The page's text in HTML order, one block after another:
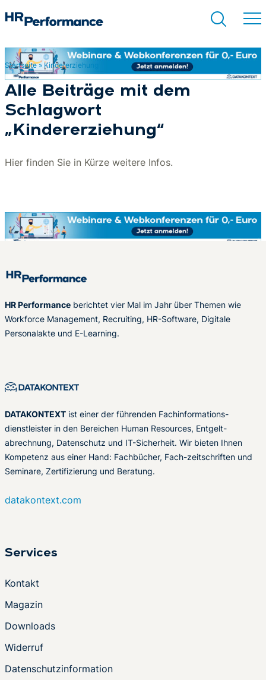
Suchen
Startseite» Kindererziehung
Alle Beiträge mit dem
Schlagwort
„Kindererziehung“
Hier finden Sie in Kürze weitere Infos.
HR Performance berichtet vier Mal im Jahr über Themen wie
Workforce Management, Recruiting, HR-Software, Digitale
Personalakte und E-Learning.
DATAKONTEXT ist einer der führenden Fachinformations-
dienstleister in den Bereichen Human Resources, Entgelt-
abrechnung, Datenschutz und IT-Sicherheit. Wir bieten Ihnen
Kompetenz aus einer Hand: Fachbücher, Fach-zeitschriften und
Seminare, Zertifizierung und Beratung.
datakontext.com
Services
Kontakt
Magazin
Downloads
Widerruf
Datenschutzinformation